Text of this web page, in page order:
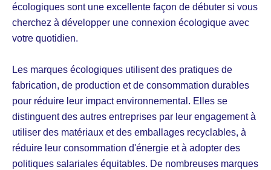
écologiques sont une excellente façon de débuter si vous
cherchez à développer une connexion écologique avec
votre quotidien.
Les marques écologiques utilisent des pratiques de
fabrication, de production et de consommation durables
pour réduire leur impact environnemental. Elles se
distinguent des autres entreprises par leur engagement à
utiliser des matériaux et des emballages recyclables, à
réduire leur consommation d'énergie et à adopter des
politiques salariales équitables. De nombreuses marques